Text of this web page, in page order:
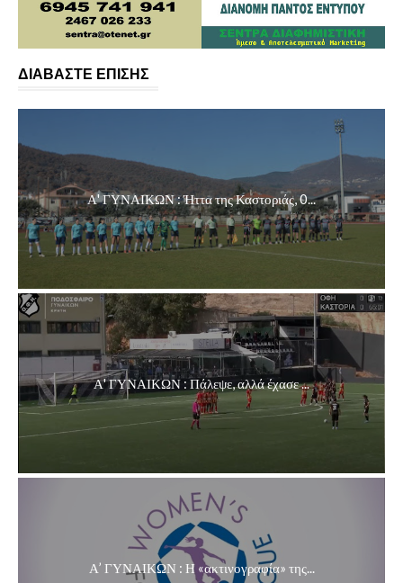
ΔΙΑΒΑΣΤΕ ΕΠΙΣΗΣ
Α' ΓΥΝΑΙΚΩΝ : Ήττα της Καστοριάς, 0...
Α' ΓΥΝΑΙΚΩΝ : Πάλεψε, αλλά έχασε ...
Α’ ΓΥΝΑΙΚΩΝ : Η «ακτινογραφία» της...